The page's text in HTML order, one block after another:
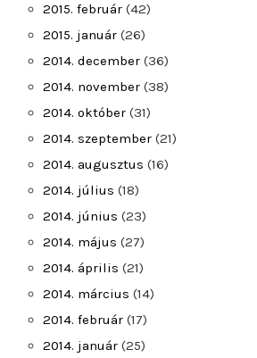
2015. február (42)
2015. január (26)
2014. december (36)
2014. november (38)
2014. október (31)
2014. szeptember (21)
2014. augusztus (16)
2014. július (18)
2014. június (23)
2014. május (27)
2014. április (21)
2014. március (14)
2014. február (17)
2014. január (25)